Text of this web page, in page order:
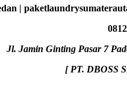
|
Jl. Jamin Ginting Pasar 7
[ PT. DBOSS